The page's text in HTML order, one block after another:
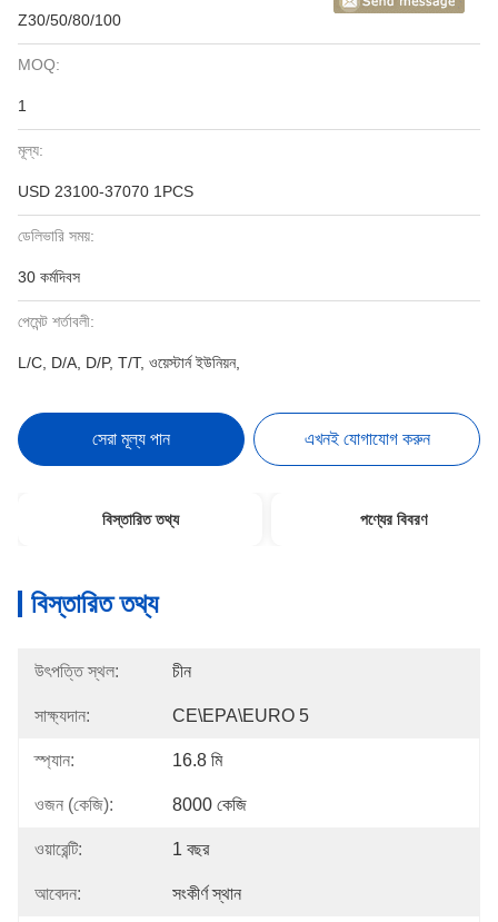
Z30/50/80/100
MOQ:
1
মূল্য:
USD 23100-37070 1PCS
ডেলিভারি সময়:
30 কর্মদিবস
পেমেন্ট শর্তাবলী:
L/C, D/A, D/P, T/T, ওয়েস্টার্ন ইউনিয়ন,
সেরা মূল্য পান এখনই যোগাযোগ করুন
বিস্তারিত তথ্য পণ্যের বিবরণ
বিস্তারিত তথ্য
উৎপত্তি স্থল: চীন
সাক্ষ্যদান: CE\EPA\EURO 5
স্প্যান: 16.8 মি
ওজন (কেজি): 8000 কেজি
ওয়ারেন্টি: 1 বছর
আবেদন: সংকীর্ণ স্থান